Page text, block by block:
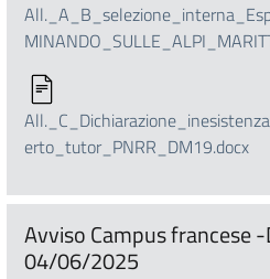
erto_tutor_PNRR_DM19.docx
Avviso Campus francese
04/06/2025